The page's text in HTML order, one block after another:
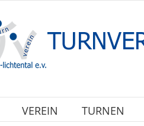
VEREIN TURNEN